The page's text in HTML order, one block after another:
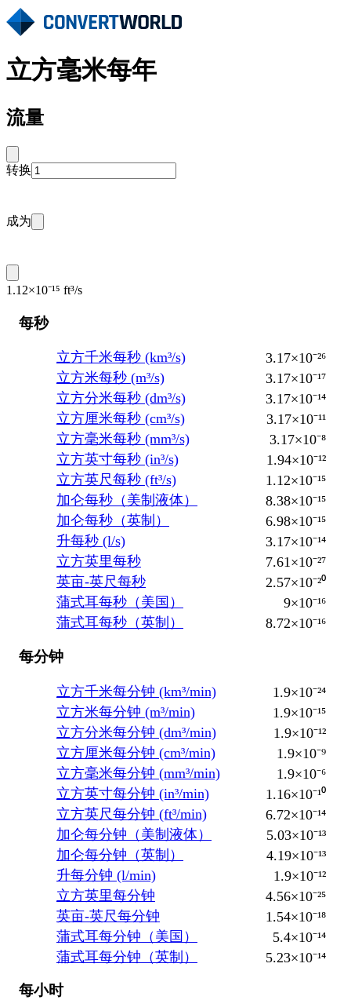
立方毫米每年
流量
转换
成为
1.12×10⁻¹⁵ ft³/s
每秒
立方千米每秒 (km³/s)
3.17×10⁻²⁶
立方米每秒 (m³/s)
3.17×10⁻¹⁷
立方分米每秒 (dm³/s)
3.17×10⁻¹⁴
立方厘米每秒 (cm³/s)
3.17×10⁻¹¹
立方毫米每秒 (mm³/s)
3.17×10⁻⁸
立方英寸每秒 (in³/s)
1.94×10⁻¹²
立方英尺每秒 (ft³/s)
1.12×10⁻¹⁵
加仑每秒（美制液体）
8.38×10⁻¹⁵
加仑每秒（英制）
6.98×10⁻¹⁵
升每秒 (l/s)
3.17×10⁻¹⁴
立方英里每秒
7.61×10⁻²⁷
英亩-英尺每秒
2.57×10⁻²⁰
蒲式耳每秒（美国）
9×10⁻¹⁶
蒲式耳每秒（英制）
8.72×10⁻¹⁶
每分钟
立方千米每分钟 (km³/min)
1.9×10⁻²⁴
立方米每分钟 (m³/min)
1.9×10⁻¹⁵
立方分米每分钟 (dm³/min)
1.9×10⁻¹²
立方厘米每分钟 (cm³/min)
1.9×10⁻⁹
立方毫米每分钟 (mm³/min)
1.9×10⁻⁶
立方英寸每分钟 (in³/min)
1.16×10⁻¹⁰
立方英尺每分钟 (ft³/min)
6.72×10⁻¹⁴
加仑每分钟（美制液体）
5.03×10⁻¹³
加仑每分钟（英制）
4.19×10⁻¹³
升每分钟 (l/min)
1.9×10⁻¹²
立方英里每分钟
4.56×10⁻²⁵
英亩-英尺每分钟
1.54×10⁻¹⁸
蒲式耳每分钟（美国）
5.4×10⁻¹⁴
蒲式耳每分钟（英制）
5.23×10⁻¹⁴
每小时